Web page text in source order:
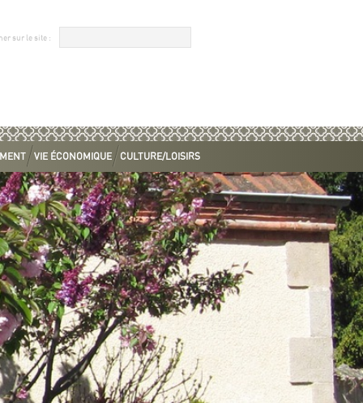
VIE ÉCONOMIQUE CULTURE/LOISIRS